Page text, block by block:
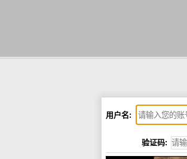
用户名:
验证码: